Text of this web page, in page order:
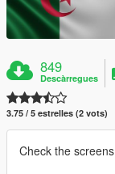
849
Descàrregues
3.75 / 5 estrelles (2 vots)
Check the